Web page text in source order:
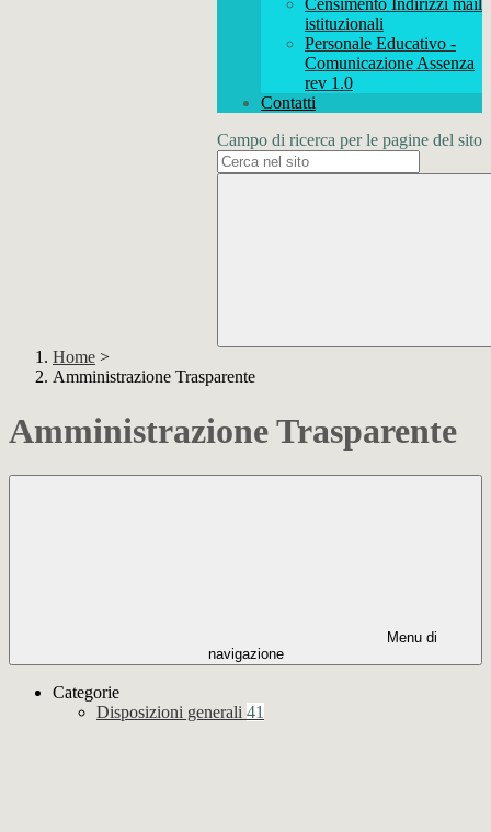
Censimento Indirizzi mail
istituzionali
Personale Educativo -
Comunicazione Assenza
rev 1.0
Contatti
Campo di ricerca per le pagine del sito
Home >
Amministrazione Trasparente
Amministrazione Trasparente
Menu di
navigazione
Categorie
Disposizioni generali 41